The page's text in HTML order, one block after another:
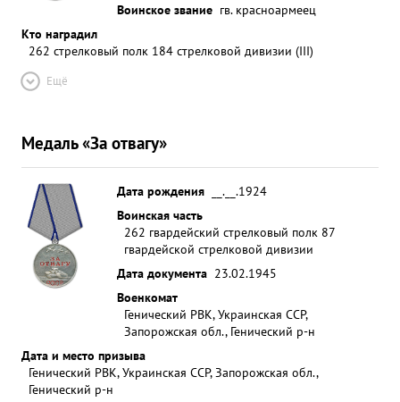
Воинское звание гв. красноармеец
Кто наградил
262 стрелковый полк 184 стрелковой дивизии (III)
Ещё
Медаль «За отвагу»
Дата рождения
__.__.1924
Воинская часть
262 гвардейский стрелковый полк 87
гвардейской стрелковой дивизии
Дата документа 23.02.1945
Военкомат
Генический РВК, Украинская ССР,
Запорожская обл., Генический р-н
Дата и место призыва
Генический РВК, Украинская ССР, Запорожская обл.,
Генический р-н